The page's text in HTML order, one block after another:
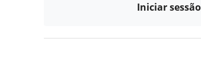
Iniciar sessão